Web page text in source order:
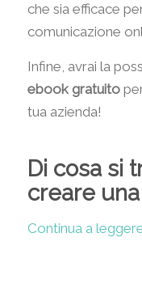
che sia efficace
comunicazione
Infine, avrai la
ebook gratuito
tua azienda!
Di cosa si
creare
Continua a